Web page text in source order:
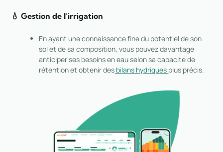
💧 Gestion de l’irrigation
En ayant une connaissance fine du potentiel de son
sol et de sa composition, vous pouvez davantage
anticiper ses besoins en eau selon sa capacité de
rétention et obtenir des bilans hydriques plus précis.